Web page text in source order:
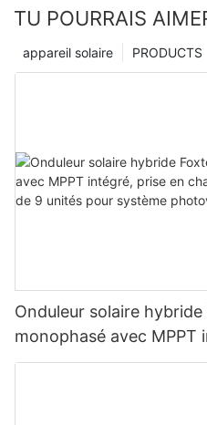
TU POURRAIS
PRODUCTS
appareil solaire
Onduleur solaire
monophasé avec MPPT
du montage en parallèle